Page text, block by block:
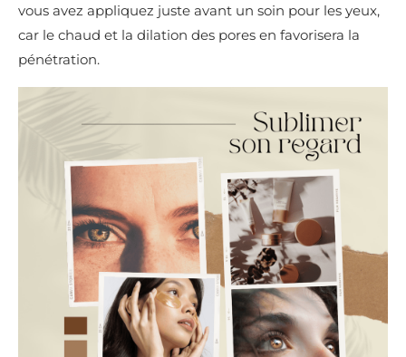
vous avez appliquez juste avant un soin pour les yeux,
car le chaud et la dilation des pores en favorisera la
pénétration.